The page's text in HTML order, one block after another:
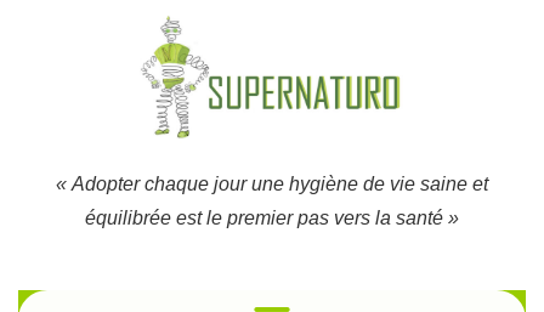
« Adopter chaque jour une hygiène de vie saine et
équilibrée est le premier pas vers la santé »